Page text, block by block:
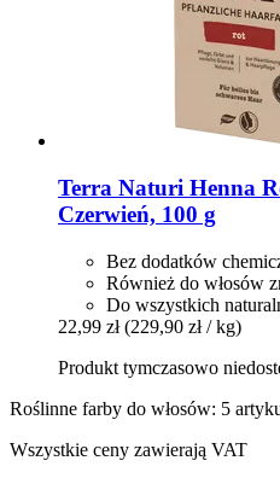
Terra Naturi Henna
Czerwień, 100 g
Bez dodatków
Również do włosów
Do wszystkich
22,99 zł (229,90 zł / kg)
Produkt tymczasowo
Roślinne farby do włosów: 5
Wszystkie ceny zawierają VAT